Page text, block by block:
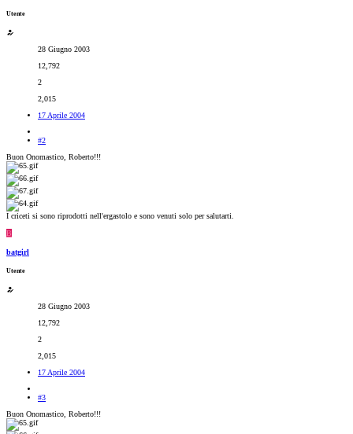
Utente
28 Giugno 2003
12,792
2
2,015
17 Aprile 2004
#2
Buon Onomastico, Roberto!!!
I criceti si sono riprodotti nell'ergastolo e sono venuti solo per salutarti.
B
batgirl
Utente
28 Giugno 2003
12,792
2
2,015
17 Aprile 2004
#3
Buon Onomastico, Roberto!!!